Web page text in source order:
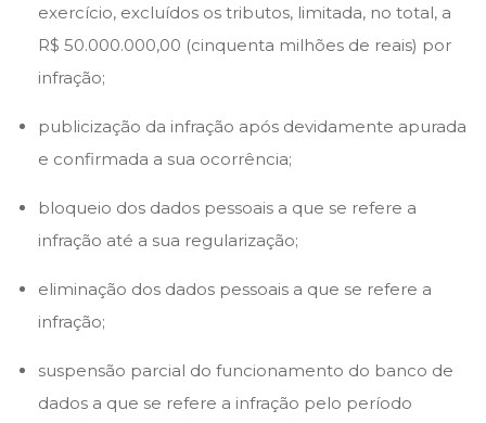
exercício, excluídos os tributos, limitada, no total, a
R$ 50.000.000,00 (cinquenta milhões de reais) por
infração;
publicização da infração após devidamente apurada
e confirmada a sua ocorrência;
bloqueio dos dados pessoais a que se refere a
infração até a sua regularização;
eliminação dos dados pessoais a que se refere a
infração;
suspensão parcial do funcionamento do banco de
dados a que se refere a infração pelo período